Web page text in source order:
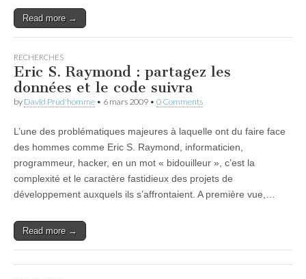
Read more →
RECHERCHES
Eric S. Raymond : partagez les
données et le code suivra
by David Prud'homme • 6 mars 2009 • 0 Comments
L’une des problématiques majeures à laquelle ont du faire face
des hommes comme Eric S. Raymond, informaticien,
programmeur, hacker, en un mot « bidouilleur », c’est la
complexité et le caractère fastidieux des projets de
développement auxquels ils s’affrontaient. A première vue,…
Read more →